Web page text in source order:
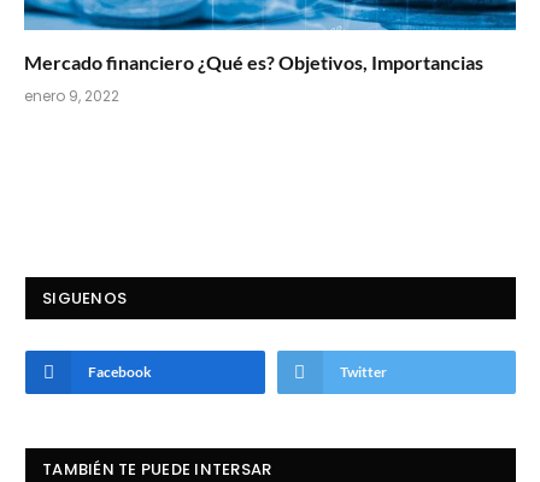
Mercado financiero ¿Qué es? Objetivos, Importancias
enero 9, 2022
SIGUENOS
Facebook Twitter
TAMBIÉN TE PUEDE INTERSAR